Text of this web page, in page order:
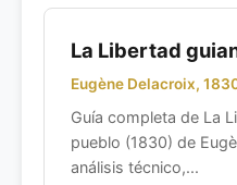
La Libertad
Eugène Delacroix,
Guía completa de La
pueblo (1830) de
análisis técnico,...